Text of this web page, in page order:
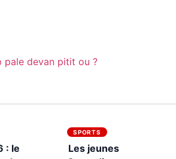
pale devan pitit ou ?
: le
SPORTS
Les jeunes